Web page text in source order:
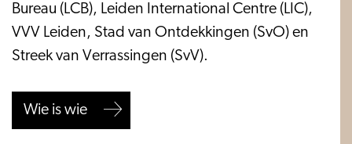
wie
Bureau (LCB), Leiden International Centre (LIC),
VVV Leiden, Stad van Ontdekkingen (SvO) en
Streek van Verrassingen (SvV).
Wie is wie